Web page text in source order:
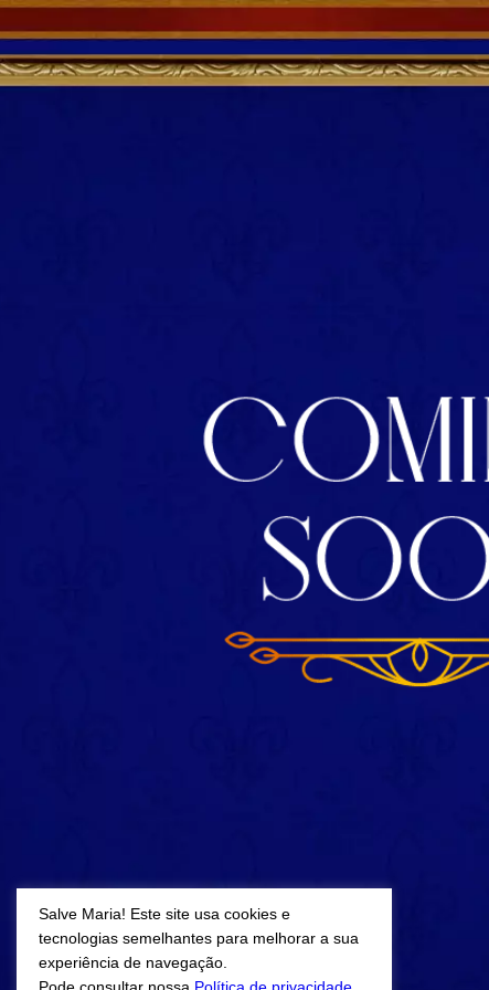
Salve Maria! Este site usa cookies e
tecnologias semelhantes para melhorar a sua
experiência de navegação.